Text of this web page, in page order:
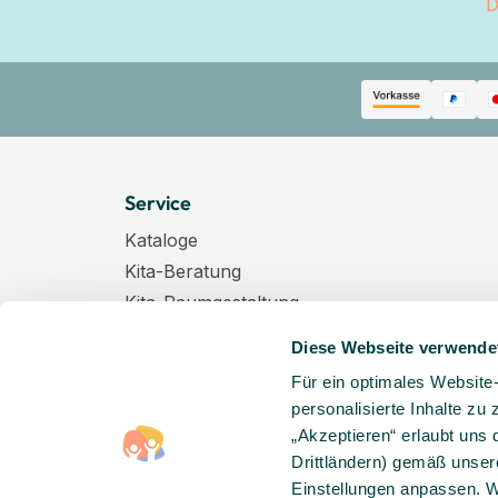
Diese Webseite
Für ein optimales
personalisierte Inhalte zu
„Akzeptieren“ erlaubt
Drittländern) gemäß
Einstellungen anpassen.
Service
Kataloge
Kita-Beratung
Kita-Raumgestaltung
Windelpauschale
Kindertagespflege
Hinweise zur Batterieentsorgung